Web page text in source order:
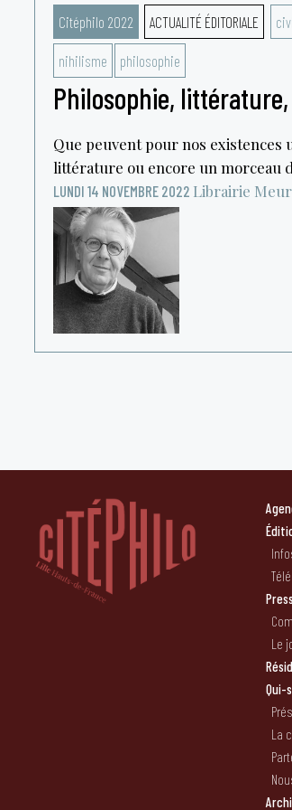
Citéphilo 2022 ACTUALITÉ ÉDITORIALE
nihilisme philosophie
Philosophie,
Que peuvent pour nos existences
littérature ou encore un morceau
LUNDI 14 NOVEMBRE 2022 Librairie
Le
Qui-
La